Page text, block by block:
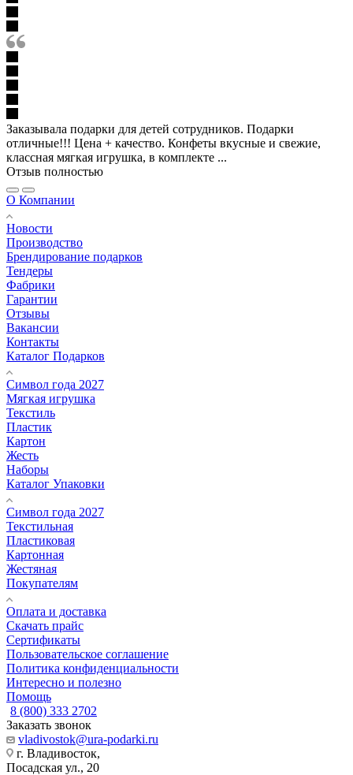
Заказывала подарки для детей сотрудников. Подарки
отличные!!! Цена + качество. Конфеты вкусные и свежие,
классная мягкая игрушка, в комплекте ...
Отзыв полностью
О Компании
Новости
Производство
Брендирование подарков
Тендеры
Фабрики
Гарантии
Отзывы
Вакансии
Контакты
Каталог Подарков
Символ года 2027
Мягкая игрушка
Текстиль
Пластик
Картон
Жесть
Наборы
Каталог Упаковки
Символ года 2027
Текстильная
Пластиковая
Картонная
Жестяная
Покупателям
Оплата и доставка
Скачать прайс
Сертификаты
Пользовательское соглашение
Политика конфиденциальности
Интересно и полезно
Помощь
8 (800) 333 2702
Заказать звонок
vladivostok@ura-podarki.ru
г. Владивосток,
Посадская ул., 20